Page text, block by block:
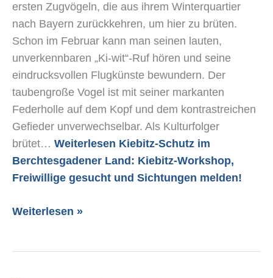
ersten Zugvögeln, die aus ihrem Winterquartier
nach Bayern zurückkehren, um hier zu brüten.
Schon im Februar kann man seinen lauten,
unverkennbaren „Ki-wit“-Ruf hören und seine
eindrucksvollen Flugkünste bewundern. Der
taubengroße Vogel ist mit seiner markanten
Federholle auf dem Kopf und dem kontrastreichen
Gefieder unverwechselbar. Als Kulturfolger
brütet… Weiterlesen Kiebitz-Schutz im
Berchtesgadener Land: Kiebitz-Workshop,
Freiwillige gesucht und Sichtungen melden!
Weiterlesen »